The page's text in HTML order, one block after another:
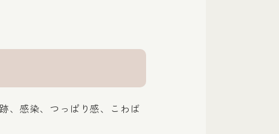
、感染、つっぱり感、こわば